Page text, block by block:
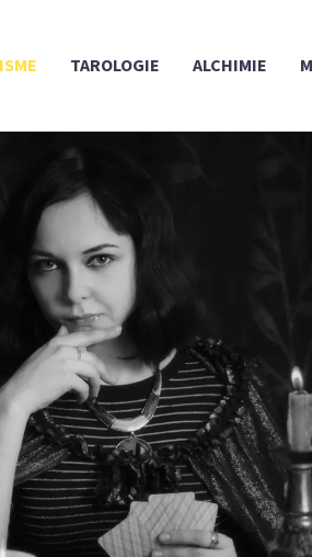
TAROLOGIE ALCHIMIE